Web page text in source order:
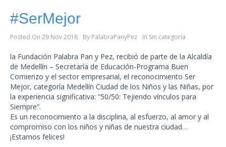
#SerMejor
Posted On 29 Nov 2018 By PalabraPanyPez In Sin categoría
la Fundación Palabra Pan y Pez, recibió de parte de la Alcaldía
de Medellín – Secretaría de Educación-Programa Buen
Comienzo y el sector empresarial, el reconocimiento Ser
Mejor, categoría Medellín Ciudad de los Niños y las Niñas, por
la experiencia significativa: “50/50: Tejiendo vínculos para
Siempre”.
Es un reconocimiento a la disciplina, al esfuerzo, al amor y al
compromiso con los niños y niñas de nuestra ciudad…
¡Estamos felices!